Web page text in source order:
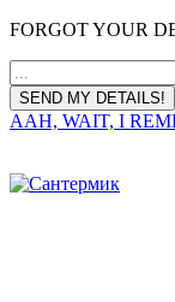
FORGOT YOUR
AAH, WAIT, I